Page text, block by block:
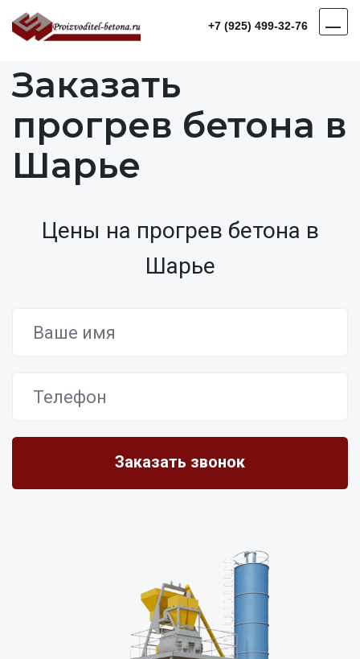
+7 (925) 499-32-76
Заказать
прогрев бетона в
Шарье
Цены на прогрев бетона в
Шарье